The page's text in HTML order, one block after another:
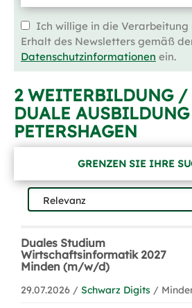
Ich willige in die Verarbeitung
Erhalt des Newsletters gemäß
Datenschutzinformationen ein.
2 WEITERBILDUNG
DUALE
PETERSHAGEN
GRENZEN SIE IHRE
Duales Studium
Wirtschaftsinformatik 2027
Minden (m/w/d)
29.07.2026 / Schwarz Digits /